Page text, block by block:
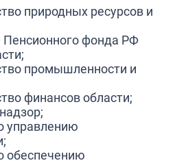
природных ресурсов и
Пенсионного фонда РФ
промышленности и
финансов области;
управлению
обеспечению